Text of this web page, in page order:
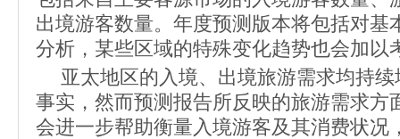
出境游客数量。年度预测版本将包括对基
分析，某些区域的特殊变化趋势也会加以
亚太地区的入境、出境旅游需求均持
事实，然而预测报告所反映的旅游需求方
会进一步帮助衡量入境游客及其消费状况